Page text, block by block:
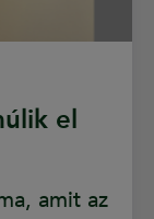
el
amit az